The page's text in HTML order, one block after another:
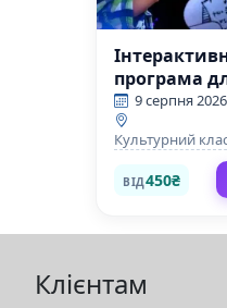
програма
«Шоу Тесла»
9 серпня 2026
Культурний
ВІД450₴
Клієнтам